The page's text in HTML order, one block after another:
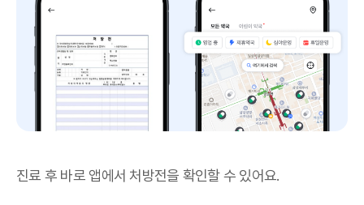
진료 후 바로 앱에서 처방전을 확인할 수 있어요.